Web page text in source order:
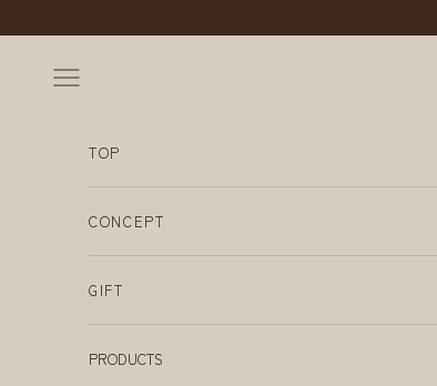
メニューを開く
TOP
CONCEPT
GIFT
PRODUCTS